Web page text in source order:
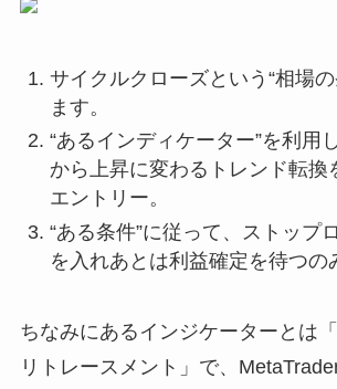
サイクルクローズという“相場
ます。
“あるインディケーター”を利用
から上昇に変わるトレンド転換
エントリー。
“ある条件”に従って、ストップ
を入れあとは利益確定を待つの
ちなみにあるインジケーターとは
リトレースメント」 で、